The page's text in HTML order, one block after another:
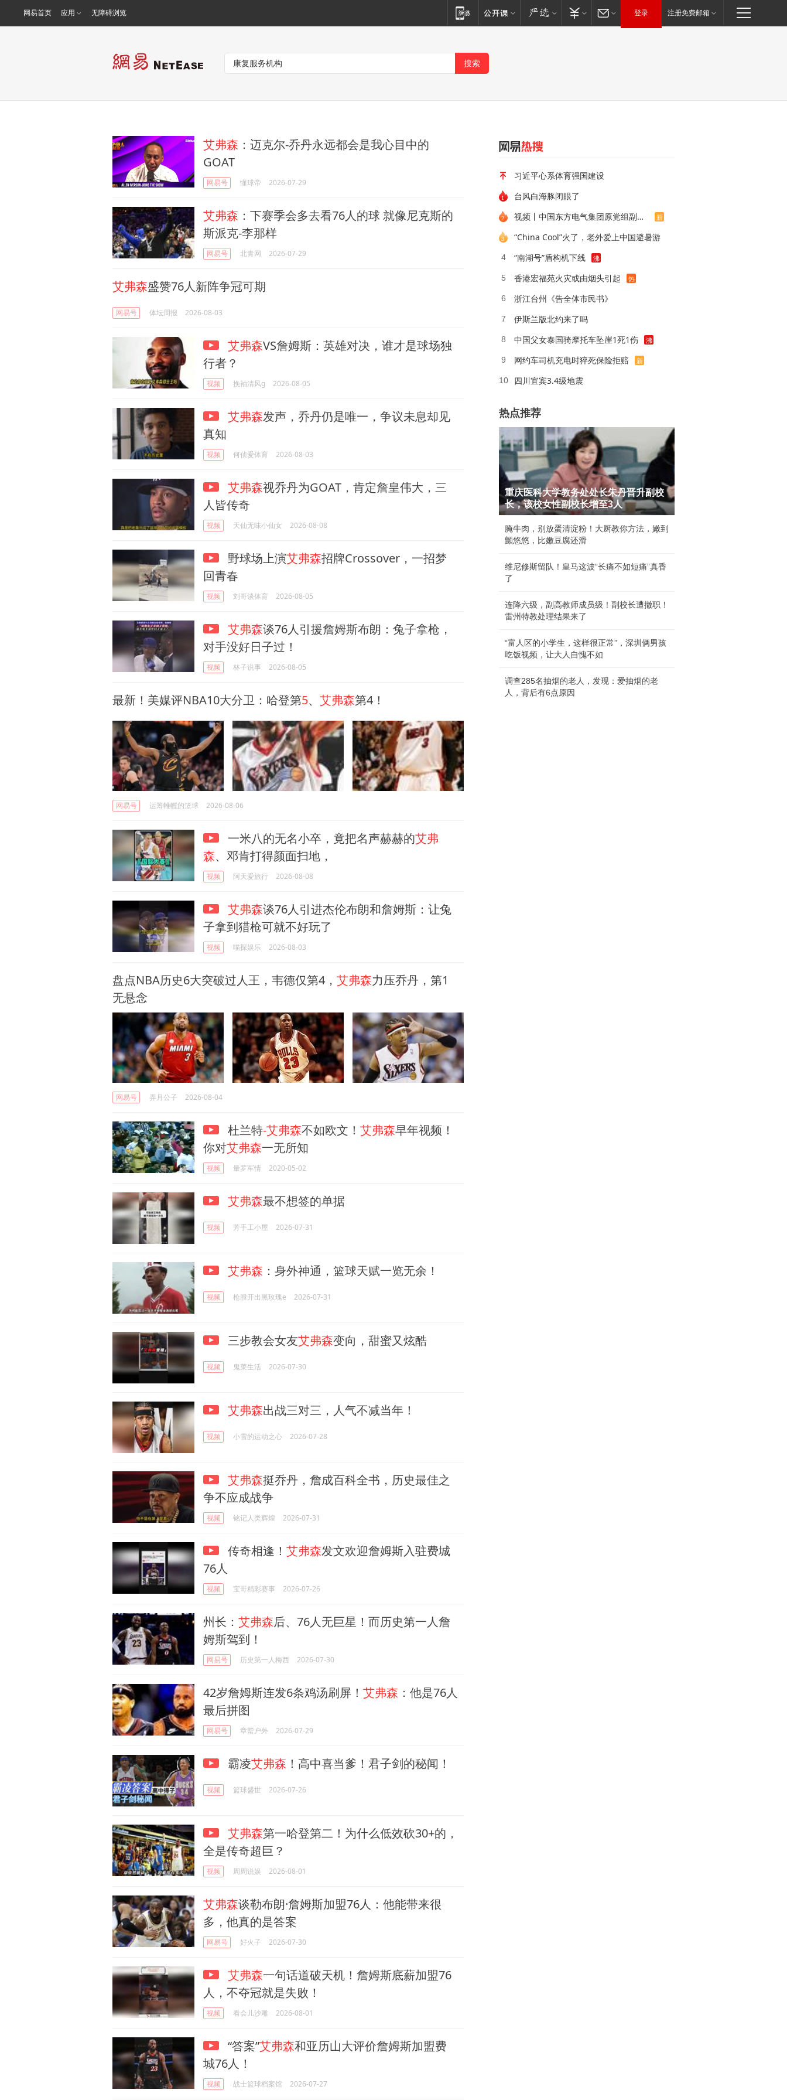
网易首页 应用 无障碍浏览 登录 注册免费邮箱
艾弗森 ：迈克尔-乔丹永远都会是我心目中的
GOAT
网易号 懂球帝 2026-07-29
艾弗森 ：下赛季会多去看76人的球 就像尼克斯的
斯派克-李那样
网易号 北青网 2026-07-29
艾弗森盛赞76人新阵争冠可期
网易号 体坛周报 2026-08-03
艾弗森VS詹姆斯：英雄对决，谁才是球场独
行者？
视频 挽袖清风g 2026-08-05
艾弗森发声，乔丹仍是唯一，争议未息却见
真知
视频 何侦爱体育 2026-08-03
艾弗森视乔丹为GOAT，肯定詹皇伟大，三
人皆传奇
视频 天仙无味小仙女 2026-08-08
野球场上演艾弗森招牌Crossover，一招梦
回青春
视频 刘哥谈体育 2026-08-05
艾弗森谈76人引援詹姆斯布朗：兔子拿枪，
对手没好日子过！
视频 林子说事 2026-08-05
最新！美媒评NBA10大分卫：哈登第5、 艾弗森第4！
网易号 运筹帷幄的篮球 2026-08-06
一米八的无名小卒，竟把名声赫赫的艾弗
森、邓肯打得颜面扫地，
视频 阿天爱旅行 2026-08-08
艾弗森谈76人引进杰伦布朗和詹姆斯：让兔
子拿到猎枪可就不好玩了
视频 喵探娱乐 2026-08-03
盘点NBA历史6大突破过人王，韦德仅第4， 艾弗森力压乔丹，第1
无悬念
网易号 弄月公子 2026-08-04
杜兰特-艾弗森不如欧文！ 艾弗森早年视频！
你对艾弗森一无所知
视频 量罗军情 2020-05-02
艾弗森最不想签的单据
视频 芳手工小屋 2026-07-31
艾弗森 ：身外神通，篮球天赋一览无余！
视频 枪膛开出黑玫瑰e 2026-07-31
三步教会女友艾弗森变向，甜蜜又炫酷
视频 鬼菜生活 2026-07-30
艾弗森出战三对三，人气不减当年！
视频 小雪的运动之心 2026-07-28
艾弗森挺乔丹，詹成百科全书，历史最佳之
争不应成战争
视频 铭记人类辉煌 2026-07-31
传奇相逢！ 艾弗森发文欢迎詹姆斯入驻费城
76人
视频 宝哥精彩赛事 2026-07-26
州长： 艾弗森后、76人无巨星！而历史第一人詹
姆斯驾到！
网易号 历史第一人梅西 2026-07-30
42岁詹姆斯连发6条鸡汤刷屏！ 艾弗森 ：他是76人
最后拼图
网易号 章蠞户外 2026-07-29
霸凌艾弗森 ！高中喜当爹！君子剑的秘闻！
视频 篮球盛世 2026-07-26
艾弗森第一哈登第二！为什么低效砍30+的，
全是传奇超巨？
视频 周周说娱 2026-08-01
艾弗森谈勒布朗·詹姆斯加盟76人：他能带来很
多，他真的是答案
网易号 好火子 2026-07-30
艾弗森一句话道破天机！詹姆斯底薪加盟76
人，不夺冠就是失败！
视频 看会儿沙雕 2026-08-01
“答案”艾弗森和亚历山大评价詹姆斯加盟费
城76人！
视频 战士篮球档案馆 2026-07-27
习近平心系体育强国建设
台风白海豚闭眼了
2
视频丨中国东方电气集团原党组副书记、董事宋致远被查 新
3
“China Cool”火了，老外爱上中国避暑游
4 “南湖号”盾构机下线 沸
5 香港宏福苑火灾或由烟头引起 热
6 浙江台州《告全体市民书》
7 伊斯兰版北约来了吗
8 中国父女泰国骑摩托车坠崖1死1伤 沸
9 网约车司机充电时猝死保险拒赔 新
10 四川宜宾3.4级地震
热点推荐
重庆医科大学教务处处长朱丹晋升副校
长，该校女性副校长增至3人
腌牛肉，别放蛋清淀粉！大厨教你方法，嫩到
颤悠悠，比嫩豆腐还滑
维尼修斯留队！皇马这波“长痛不如短痛”真香
了
连降六级，副高教师成员级！副校长遭撤职！
雷州特教处理结果来了
“富人区的小学生，这样很正常”，深圳俩男孩
吃饭视频，让大人自愧不如
调查285名抽烟的老人，发现：爱抽烟的老
人，背后有6点原因